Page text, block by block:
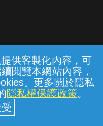
供客製化內容，可
閱覽本網站內容，
。更多關於隱私
隱私權保護政策。
服務條款 隱私權保護
人家庭分公司
© 2026